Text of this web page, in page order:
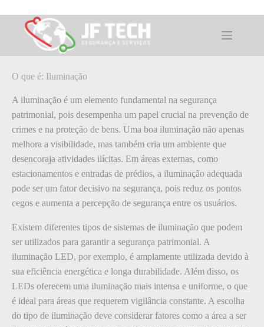
para
conteúdoO que é: Iluminação
O que é: Iluminação
A iluminação é um elemento fundamental na segurança
patrimonial, pois desempenha um papel crucial na prevenção de
crimes e na proteção de bens. Uma boa iluminação não apenas
melhora a visibilidade, mas também cria um ambiente que
desencoraja atividades ilícitas. Em áreas externas, como
estacionamentos e entradas de prédios, a iluminação adequada
pode ser um fator decisivo na segurança, pois reduz os pontos
cegos e aumenta a percepção de segurança entre os usuários.
Existem diferentes tipos de sistemas de iluminação que podem
ser utilizados para garantir a segurança patrimonial. A
iluminação LED, por exemplo, é amplamente utilizada devido à
sua eficiência energética e longa durabilidade. Além disso, os
LEDs oferecem uma iluminação mais intensa e uniforme, o que
é ideal para áreas que requerem vigilância constante. A escolha
do tipo de iluminação deve considerar fatores como a área a ser